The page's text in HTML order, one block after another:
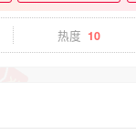
热度 10